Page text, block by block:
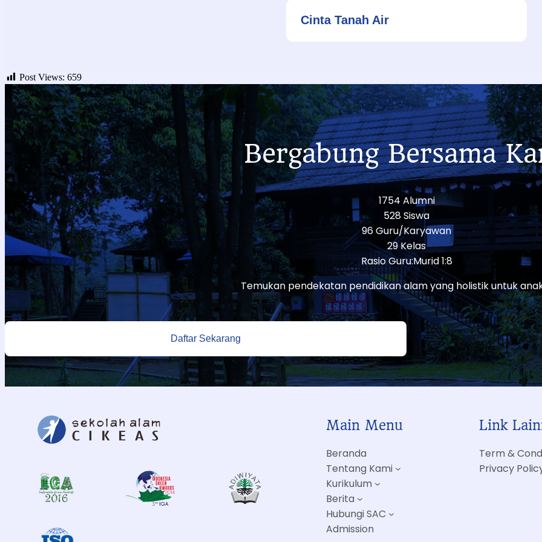
Cinta Tanah Air
Post Views: 659
Bergabung Bersama
1754 Alumni
528 Siswa
96 Guru/Karyawan
29 Kelas
Rasio Guru:Murid 1:8
Temukan pendekatan pendidikan alam yang holistik untuk
Daftar Sekarang
Main Menu
Beranda
Tentang Kami
Kurikulum
Berita
Hubungi SAC
Admission
Link
Term &
Privacy